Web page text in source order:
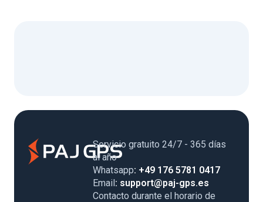
Servicio gratuito 24/7 - 365 días
al año
Whatsapp: +49 176 5781 0417
Email: support@paj-gps.es
Contacto durante el horario de